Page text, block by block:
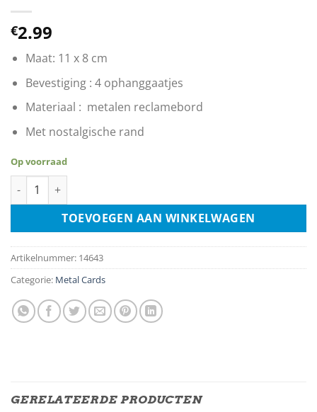
€2.99
Maat: 11 x 8 cm
Bevestiging : 4 ophanggaatjes
Materiaal : metalen reclamebord
Met nostalgische rand
Op voorraad
Maxwell Rijwielen aantal
TOEVOEGEN AAN WINKELWAGEN
Artikelnummer: 14643
Categorie: Metal Cards
GERELATEERDE PRODUCTEN